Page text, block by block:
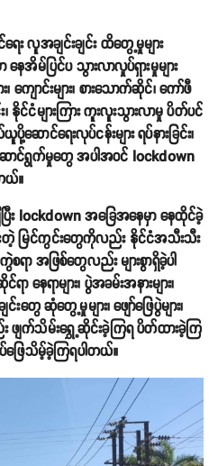
း လူအချင်းချင်း ထိတွေ့မှုများ
အိမ်ပြင်ပ သွားလာလှုပ်ရှားမှုများ
ကျောင်းများ၊ စားသောက်ဆိုင်၊ ကော်ဖီ
င်ငံများကြား ကူးလူးသွားလာမှု ပိတ်ပင်
ောင်ရေးလုပ်ငန်းများ ရပ်နားခြင်း၊
ောင်ရွက်မှုတွေ အပါအဝင် lockdown
ယ်။
း lockdown အခြေအနေမှာ နေထိုင်ခဲ့
မြင်ကွင်းတွေကိုလည်း နိုင်ငံအသီးသီး
ာ အဖြစ်တွေလည်း များစွာရှိခဲ့ပါ
နေရာများ၊ ပွဲအခမ်းအနားများ၊
တွေ ဆုံတွေ့မှုများ၊ ဖျော်ဖြေပွဲများ၊
ဖျက်သိမ်းရွှေ့ဆိုင်းခဲ့ကြရ ပိတ်ထားခဲ့ကြ
ြေသိမ့်ခဲ့ကြရပါတယ်။